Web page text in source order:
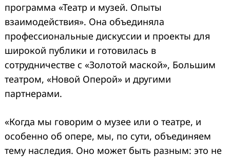
программа «Театр и музей. Опыты
взаимодействия». Она объединяла
профессиональные дискуссии и проекты для
широкой публики и готовилась в
сотрудничестве с «Золотой маской», Большим
театром, «Новой Оперой» и другими
партнерами.
«Когда мы говорим о музее или о театре, и
особенно об опере, мы, по сути, объединяем
тему наследия. Оно может быть разным: это не